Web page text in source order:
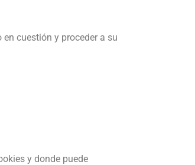
cuestión y proceder a su
y donde puede